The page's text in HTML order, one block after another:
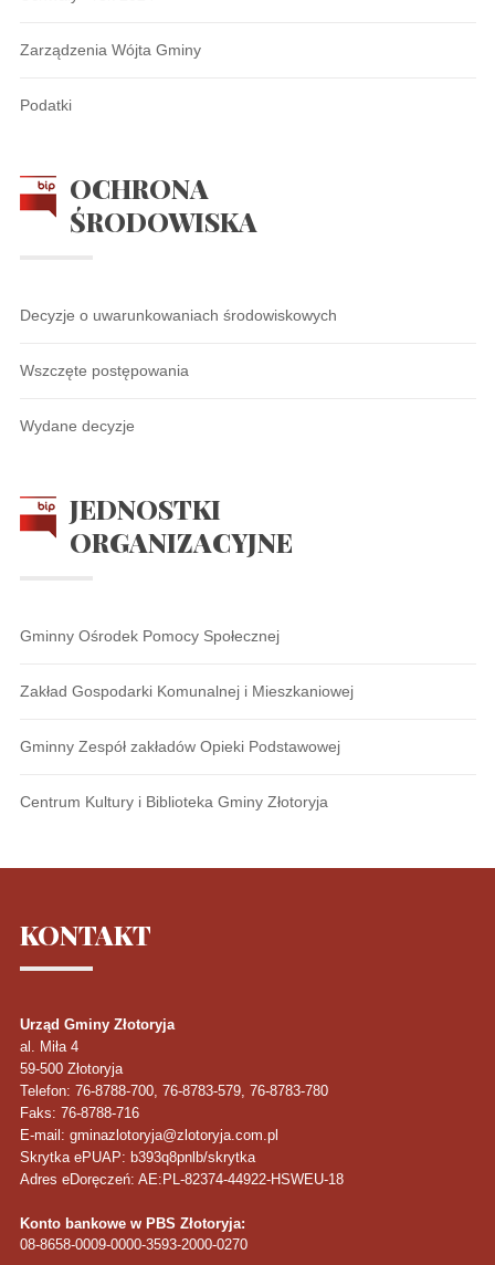
Zarządzenia Wójta Gminy
Podatki
OCHRONA
ŚRODOWISKA
Decyzje o uwarunkowaniach środowiskowych
Wszczęte postępowania
Wydane decyzje
JEDNOSTKI
ORGANIZACYJNE
Gminny Ośrodek Pomocy Społecznej
Zakład Gospodarki Komunalnej i Mieszkaniowej
Gminny Zespół zakładów Opieki Podstawowej
Centrum Kultury i Biblioteka Gminy Złotoryja
KONTAKT
Urząd Gminy Złotoryja
al. Miła 4
59-500 Złotoryja
Telefon: 76-8788-700, 76-8783-579, 76-8783-780
Faks: 76-8788-716
E-mail: gminazlotoryja@zlotoryja.com.pl
Skrytka ePUAP: b393q8pnlb/skrytka
Adres eDoręczeń: AE:PL-82374-44922-HSWEU-18
Konto bankowe w PBS Złotoryja:
08-8658-0009-0000-3593-2000-0270